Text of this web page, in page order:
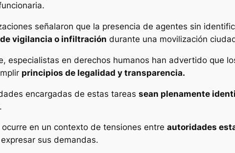
señalaron que la presencia de agentes sin
vigilancia o infiltración durante una movilización
especialistas en derechos humanos han advertido que
principios de legalidad y transparencia.
encargadas de estas tareas sean plenamente
en un contexto de tensiones entre autoridades
sus demandas.